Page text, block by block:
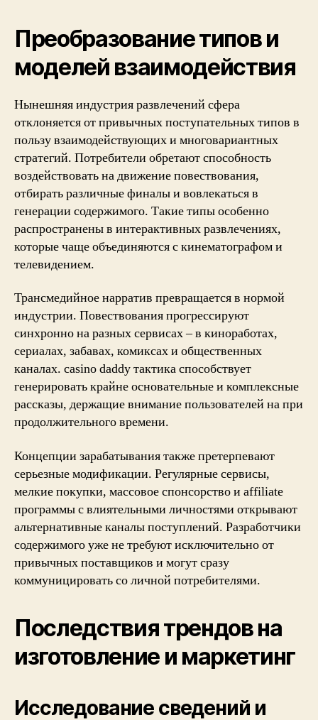
Преобразование типов и
моделей взаимодействия
Нынешняя индустрия развлечений сфера
отклоняется от привычных поступательных типов в
пользу взаимодействующих и многовариантных
стратегий. Потребители обретают способность
воздействовать на движение повествования,
отбирать различные финалы и вовлекаться в
генерации содержимого. Такие типы особенно
распространены в интерактивных развлечениях,
которые чаще объединяются с кинематографом и
телевидением.
Трансмедийное нарратив превращается в нормой
индустрии. Повествования прогрессируют
синхронно на разных сервисах – в киноработах,
сериалах, забавах, комиксах и общественных
каналах. casino daddy тактика способствует
генерировать крайне основательные и комплексные
рассказы, держащие внимание пользователей на при
продолжительного времени.
Концепции зарабатывания также претерпевают
серьезные модификации. Регулярные сервисы,
мелкие покупки, массовое спонсорство и affiliate
программы с влиятельными личностями открывают
альтернативные каналы поступлений. Разработчики
содержимого уже не требуют исключительно от
привычных поставщиков и могут сразу
коммуницировать со личной потребителями.
Последствия трендов на
изготовление и маркетинг
Исследование сведений и